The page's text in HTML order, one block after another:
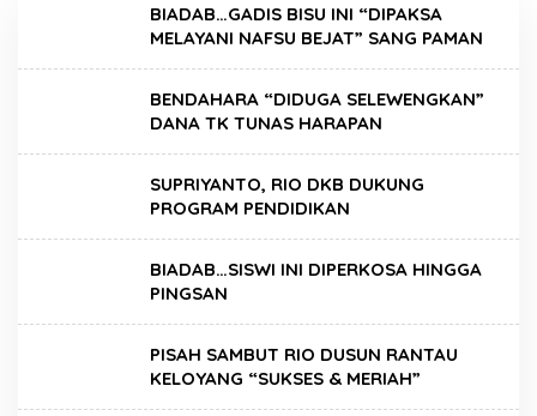
BIADAB…GADIS BISU INI “DIPAKSA
MELAYANI NAFSU BEJAT” SANG PAMAN
BENDAHARA “DIDUGA SELEWENGKAN”
DANA TK TUNAS HARAPAN
SUPRIYANTO, RIO DKB DUKUNG
PROGRAM PENDIDIKAN
BIADAB…SISWI INI DIPERKOSA HINGGA
PINGSAN
PISAH SAMBUT RIO DUSUN RANTAU
KELOYANG “SUKSES & MERIAH”